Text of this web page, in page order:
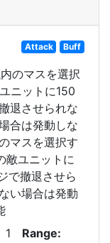
Attack Buff
のマスを選択
ニットに150
退させられな
合は発動しな
マスを選択す
敵ユニットに
で撤退させら
い場合は発動
1
Range